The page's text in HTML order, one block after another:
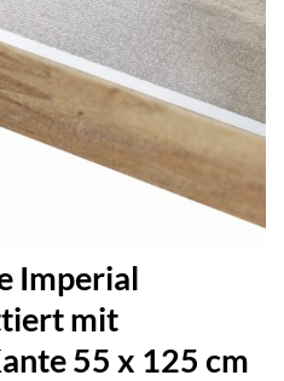
Imperial
mit
55 x 125 cm